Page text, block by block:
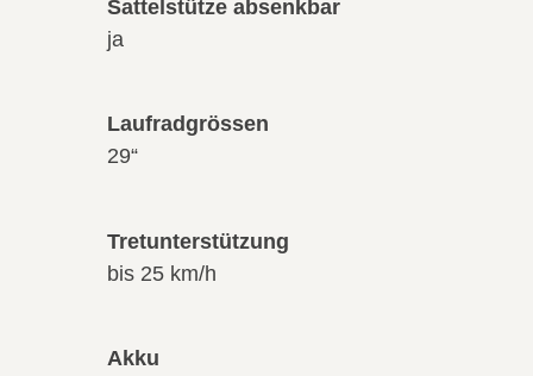
Sattelstütze absenkbar
ja
Laufradgrössen
29“
Tretunterstützung
bis 25 km/h
Akku